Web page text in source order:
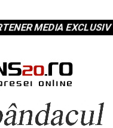
MEDIA EXCLUSIV